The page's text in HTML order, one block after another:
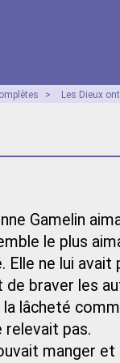
> Les Dieux
Gamelin
le plus
Elle ne lui avait
de braver les
lâcheté
relevait pas.
manger